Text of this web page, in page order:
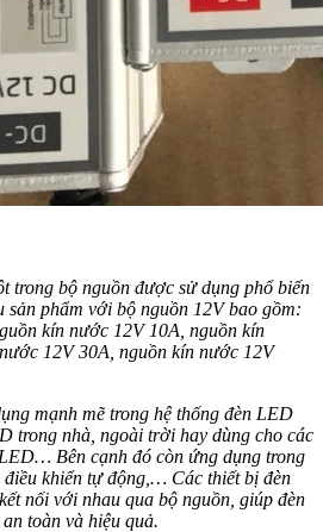
trong bộ nguồn được sử dụng phổ biến
sản phẩm với bộ nguồn 12V bao gồm:
kín nước 12V 10A, nguồn kín
12V 30A, nguồn kín nước 12V
mạnh mẽ trong hệ thống đèn LED
trong nhà, ngoài trời hay dùng cho các
Bên cạnh đó còn ứng dụng trong
điều khiển tự động,… Các thiết bị đèn
nối với nhau qua bộ nguồn, giúp đèn
toàn và hiệu quả.